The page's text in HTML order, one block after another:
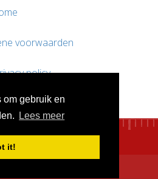
om gebruik en
Lees meer
it!
voorwaarden
policy
/ Support